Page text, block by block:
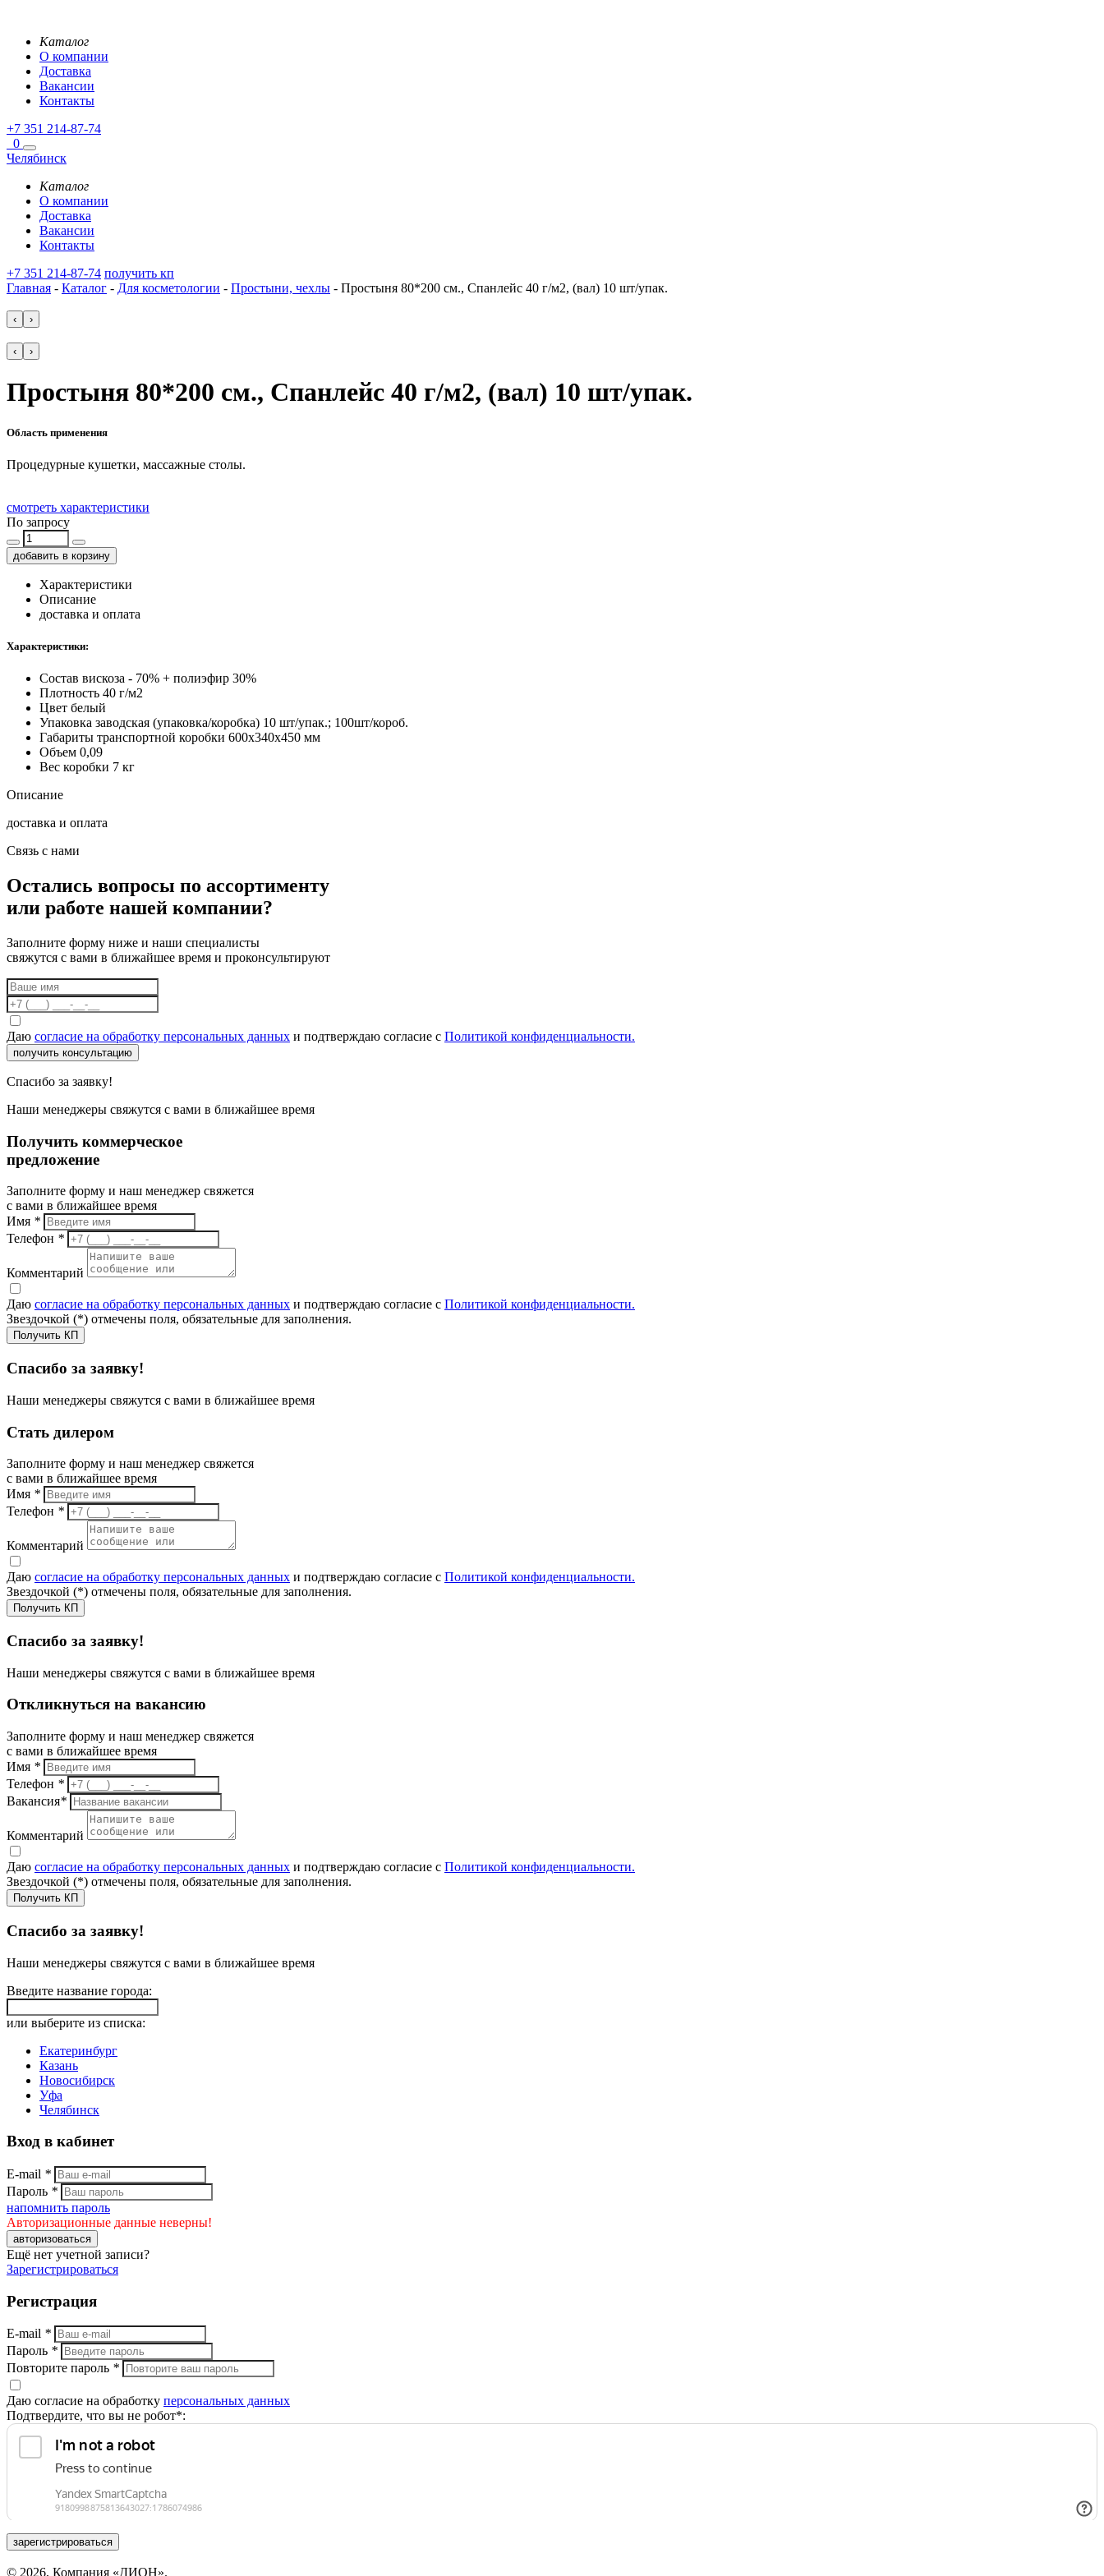
Каталог
О компании
Доставка
Вакансии
Контакты
+7 351 214-87-74
0
Челябинск
Каталог
О компании
Доставка
Вакансии
Контакты
+7 351 214-87-74 получить кп
Главная - Каталог - Для косметологии - Простыни, чехлы - Простыня 80*200 см., Спанлейс 40 г/м2, (вал) 10 шт/упак.
‹ ›
‹ ›
Простыня 80*200 см., Спанлейс 40 г/м2, (вал) 10 шт/упак.
Область применения
Процедурные кушетки, массажные столы.
смотреть характеристики
По запросу
добавить в корзину
Характеристики
Описание
доставка и оплата
Характеристики:
Состав вискоза - 70% + полиэфир 30%
Плотность 40 г/м2
Цвет белый
Упаковка заводская (упаковка/коробка) 10 шт/упак.; 100шт/короб.
Габариты транспортной коробки 600х340х450 мм
Объем 0,09
Вес коробки 7 кг
Описание
доставка и оплата
Связь с нами
Остались вопросы по ассортименту
или работе нашей компании?
Заполните форму ниже и наши специалисты
свяжутся с вами в ближайшее время и проконсультируют
Даю согласие на обработку персональных данных и подтверждаю согласие с Политикой конфиденциальности.
получить консультацию
Спасибо за заявку!
Наши менеджеры свяжутся с вами в ближайшее время
Получить коммерческое
предложение
Заполните форму и наш менеджер свяжется
с вами в ближайшее время
Имя *
Телефон *
Комментарий
Даю согласие на обработку персональных данных и подтверждаю согласие с Политикой конфиденциальности.
Звездочкой (*) отмечены поля, обязательные для заполнения.
Получить КП
Спасибо за заявку!
Наши менеджеры свяжутся с вами в ближайшее время
Стать дилером
Заполните форму и наш менеджер свяжется
с вами в ближайшее время
Имя *
Телефон *
Комментарий
Даю согласие на обработку персональных данных и подтверждаю согласие с Политикой конфиденциальности.
Звездочкой (*) отмечены поля, обязательные для заполнения.
Получить КП
Спасибо за заявку!
Наши менеджеры свяжутся с вами в ближайшее время
Откликнуться на вакансию
Заполните форму и наш менеджер свяжется
с вами в ближайшее время
Имя *
Телефон *
Вакансия*
Комментарий
Даю согласие на обработку персональных данных и подтверждаю согласие с Политикой конфиденциальности.
Звездочкой (*) отмечены поля, обязательные для заполнения.
Получить КП
Спасибо за заявку!
Наши менеджеры свяжутся с вами в ближайшее время
Введите название города:
или выберите из списка:
Екатеринбург
Казань
Новосибирск
Уфа
Челябинск
Вход в кабинет
E-mail *
Пароль *
напомнить пароль
Авторизационные данные неверны!
авторизоваться
Ещё нет учетной записи?
Зарегистрироваться
Регистрация
E-mail *
Пароль *
Повторите пароль *
Даю согласие на обработку персональных данных
Подтвердите, что вы не робот*:
зарегистрироваться
© 2026, Компания «ДИОН».